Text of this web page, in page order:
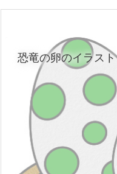
恐竜の卵のイラスト